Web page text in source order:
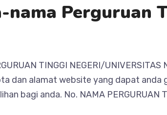
nama Perguruan
TINGGI NEGERI/
dan alamat website yang dapat
bagi anda. No. NAMA